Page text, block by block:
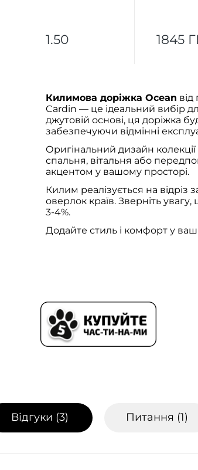
1.50 1845
Килимова доріжка Ocean
Cardin — це ідеальний вибір
джутовій основі, ця доріжка
забезпечуючи відмінні
Оригінальний дизайн
спальня, вітальня або
акцентом у вашому просторі.
Килим реалізується на
оверлок країв. Зверніть
3-4%.
Додайте стиль і комфорт у ваш
Відгуки (3) Питання (1)